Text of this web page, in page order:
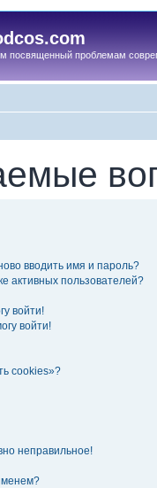
посвященный проблемам
вводить имя и пароль?
активных пользователей?
войти!
войти!
cookies»?
неправильное!